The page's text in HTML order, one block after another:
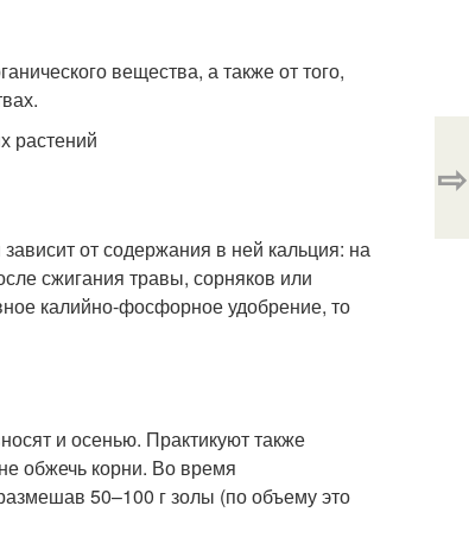
вещества, а также от того,
от содержания в ней кальция: на
сжигания травы, сорняков или
калийно-фосфорное удобрение, то
и осенью. Практикуют также
обжечь корни. Во время
50–100 г золы (по объему это
⇨